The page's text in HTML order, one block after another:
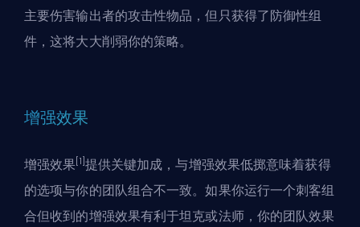
主要伤害输出者的攻击性物品，但只获得了防御性组
件，这将大大削弱你的策略。
增强效果
增强效果 [1] 提供关键加成，与增强效果低掷意味着获得
的选项与你的团队组合不一致。如果你运行一个刺客组
合但收到的增强效果有利于坦克或法师，你的团队效果